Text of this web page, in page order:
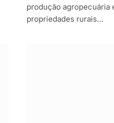
produção agropecuária
propriedades rurais…